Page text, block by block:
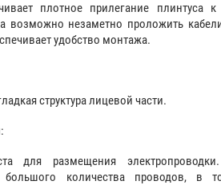
плотное прилегание плинтуса
возможно незаметно проложить
удобство монтажа.
структура лицевой части.
:
для размещения
большого количества проводов, в